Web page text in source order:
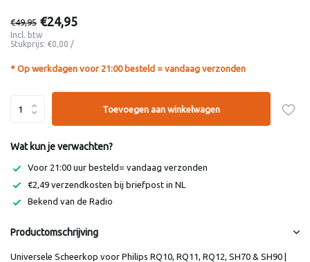
€49,95 €24,95
Incl. btw
Stukprijs: €0,00 /
* Op werkdagen voor 21:00 besteld = vandaag verzonden
Toevoegen aan winkelwagen
Wat kun je verwachten?
Voor 21:00 uur besteld= vandaag verzonden
€2,49 verzendkosten bij briefpost in NL
Bekend van de Radio
Productomschrijving
Universele Scheerkop voor Philips RQ10, RQ11, RQ12, SH70 & SH90 |